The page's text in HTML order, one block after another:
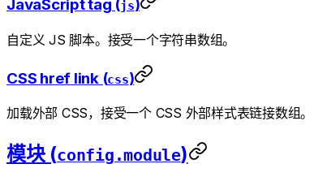
JavaScript tag (js)
自定义 JS 脚本。接受一个字符串数组。
CSS href link (css)
加载外部 CSS，接受一个 CSS 外部样式表链接数组。
模块 (config.module)